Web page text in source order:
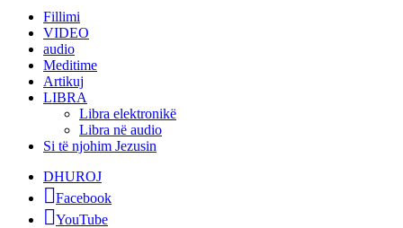
Fillimi
VIDEO
audio
Meditime
Artikuj
LIBRA
Libra elektronikë
Libra në audio
Si të njohim Jezusin
DHUROJ
Facebook
YouTube